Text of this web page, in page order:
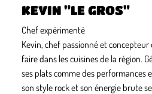
KEVIN "LE GROS"
Chef expérimenté
Kevin, chef passionné et
faire dans les cuisines de la région.
ses plats comme des performances
son style rock et son énergie brute